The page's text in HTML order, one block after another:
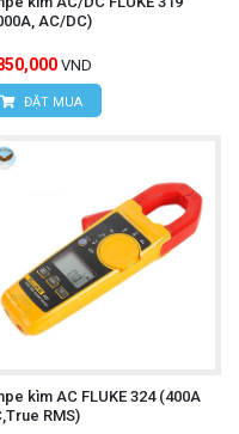
AC/DC)
VND
ĐẶT MUA
kìm AC FLUKE 324 (400A
RMS)